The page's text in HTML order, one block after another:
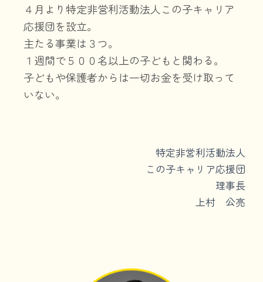
４月より特定非営利活動法人この子キャリア
応援団を設立。
主たる事業は３つ。
１週間で５００名以上の子どもと関わる。
子どもや保護者からは一切お金を受け取って
いない。
特定非営利活動法人
この子キャリア応援団
理事長
上村 公亮